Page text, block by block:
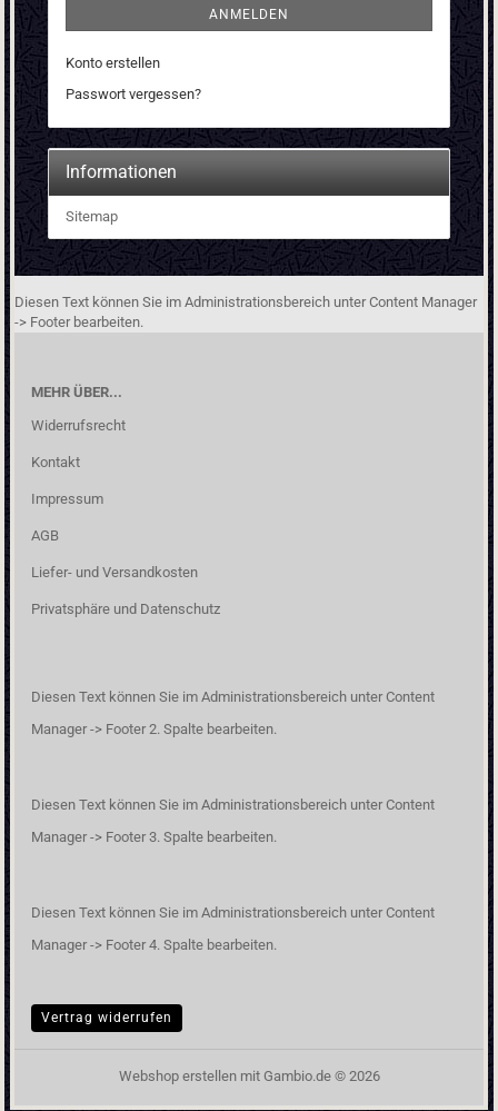
ANMELDEN
Konto erstellen
Passwort vergessen?
Informationen
Sitemap
Diesen Text können Sie im Administrationsbereich unter Content Manager
-> Footer bearbeiten.
MEHR ÜBER...
Widerrufsrecht
Kontakt
Impressum
AGB
Liefer- und Versandkosten
Privatsphäre und Datenschutz
Diesen Text können Sie im Administrationsbereich unter Content
Manager -> Footer 2. Spalte bearbeiten.
Diesen Text können Sie im Administrationsbereich unter Content
Manager -> Footer 3. Spalte bearbeiten.
Diesen Text können Sie im Administrationsbereich unter Content
Manager -> Footer 4. Spalte bearbeiten.
Vertrag widerrufen
Webshop erstellenmit Gambio.de © 2026